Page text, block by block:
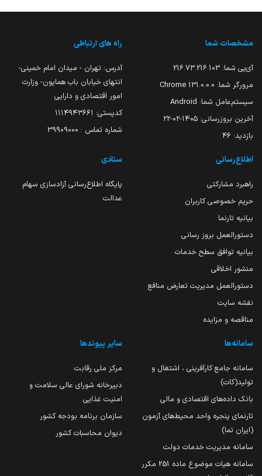
مشخصات شما
آی‌پی شما: 216.73.216.103
مرورگر شما: 131.0.0.0 Chrome
سیستم‌عامل شما: Android
آخرین بروزرسانی: ۱۴۰۵-۰۲-۲۲
بازدید: 46
راه های ارتباطی
آدرس: تهران - میدان امام خمینی-
انتهای خیابان باب همایون- وزارت
امور اقتصادی و دارایی
کدپستی: ۱۱۱۴۹۴۳۶۶۱
شماره تماس : 39909000
اطلاع‌رسانی
راهبرد مشارکتی
حریم خصوصی کاربران
بیانیه تارنما
دستورالعمل بروز رسانی
بیانیه توافق سطح خدمات
منشور اخلاقی
دستورالعمل مدیریت تعارض منافع
نقشه سایت
مناقصه و مزایده
ستادی
پایگاه اطلاع‌رسانی آزادسازی سهام
عدالت
سامانه‌ها
سامانه جامع کارآفرینی ، اشتغال و
تولید(کات)
بانک داده‌های اقتصادی و مالی
تارنمای پنجره واحد محیط‌های آزمون
(ایران تما)
سامانه مدیریت خدمات دولت
سامانه هیات موضوع ماده 251 مکرر
سایر پیوندها
مرکز ملی رقابت
دبیرخانه شورای عالی سلامت و
امنیت غذایی
سازمان برنامه بودجه کشور
دیوان محاسبات کشور